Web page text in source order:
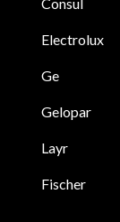
Electrolux
Ge
Gelopar
Layr
Fischer